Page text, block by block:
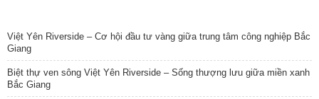
Việt Yên Riverside – Cơ hội đầu tư vàng giữa trung tâm công nghiệp Bắc
Giang
Biệt thự ven sông Việt Yên Riverside – Sống thượng lưu giữa miền xanh
Bắc Giang